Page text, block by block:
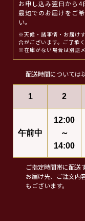
お申し込み翌日から4
最短でのお届けをご希
い。
※天候・諸事情・お届け
合がございます。ご了承く
※在庫がない場合は別途
配送時間については
1 2
午前中
12:00
～
14:00
ご指定時間帯に配送
お届け先、ご注文内
もございます。